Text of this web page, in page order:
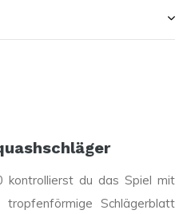
kontrollierst du das Spiel mit
tropfenförmige Schlägerblatt